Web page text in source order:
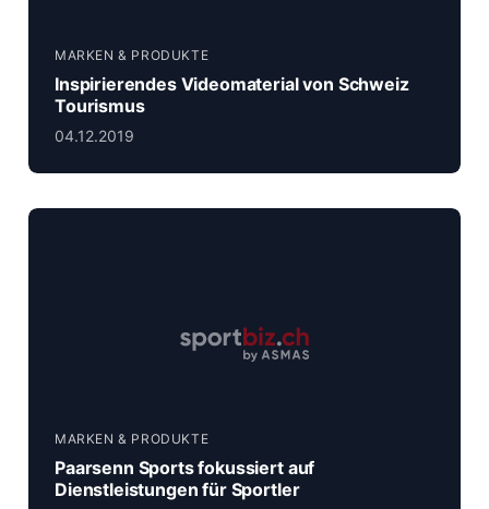
MARKEN & PRODUKTE
Inspirierendes Videomaterial von Schweiz
Tourismus
04.12.2019
MARKEN & PRODUKTE
Paarsenn Sports fokussiert auf
Dienstleistungen für Sportler